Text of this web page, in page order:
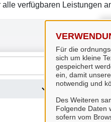
Für die
sich um kleine
gespeichert
ein, damit
notwendig und
Des Weiteren
Folgende Daten
sofern vom
verfügbaren Leistungen
?